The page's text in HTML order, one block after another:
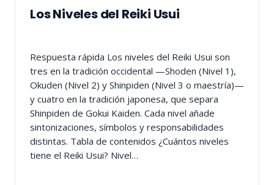
Los Niveles del Reiki Usui
Respuesta rápida Los niveles del Reiki Usui son
tres en la tradición occidental —Shoden (Nivel 1),
Okuden (Nivel 2) y Shinpiden (Nivel 3 o maestría)—
y cuatro en la tradición japonesa, que separa
Shinpiden de Gokui Kaiden. Cada nivel añade
sintonizaciones, símbolos y responsabilidades
distintas. Tabla de contenidos ¿Cuántos niveles
tiene el Reiki Usui? Nivel…